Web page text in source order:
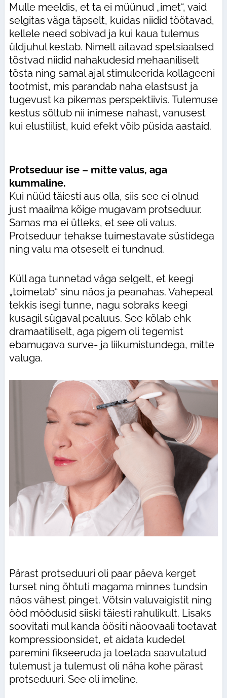
Mulle meeldis, et ta ei müünud „imet“, vaid
selgitas väga täpselt, kuidas niidid töötavad,
kellele need sobivad ja kui kaua tulemus
üldjuhul kestab. Nimelt aitavad spetsiaalsed
tõstvad niidid nahakudesid mehaaniliselt
tõsta ning samal ajal stimuleerida kollageeni
tootmist, mis parandab naha elastsust ja
tugevust ka pikemas perspektiivis. Tulemuse
kestus sõltub nii inimese nahast, vanusest
kui elustiilist, kuid efekt võib püsida aastaid.
Protseduur ise – mitte valus, aga
kummaline.
Kui nüüd täiesti aus olla, siis see ei olnud
just maailma kõige mugavam protseduur.
Samas ma ei ütleks, et see oli valus.
Protseduur tehakse tuimestavate süstidega
ning valu ma otseselt ei tundnud.
Küll aga tunnetad väga selgelt, et keegi
„toimetab“ sinu näos ja peanahas. Vahepeal
tekkis isegi tunne, nagu sobraks keegi
kusagil sügaval pealuus. See kõlab ehk
dramaatiliselt, aga pigem oli tegemist
ebamugava surve- ja liikumistundega, mitte
valuga.
Pärast protseduuri oli paar päeva kerget
turset ning õhtuti magama minnes tundsin
näos vähest pinget. Võtsin valuvaigistit ning
ööd möödusid siiski täiesti rahulikult. Lisaks
soovitati mul kanda öösiti näoovaali toetavat
kompressioonsidet, et aidata kudedel
paremini fikseeruda ja toetada saavutatud
tulemust ja tulemust oli näha kohe pärast
protseduuri. See oli imeline.